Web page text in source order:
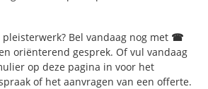
Bel vandaag nog met ☎
oriënterend gesprek. Of vul vandaag
op deze pagina in voor het
of het aanvragen van een offerte.